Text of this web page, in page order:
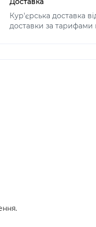
Кур'єрська доставка
доставки за тарифами